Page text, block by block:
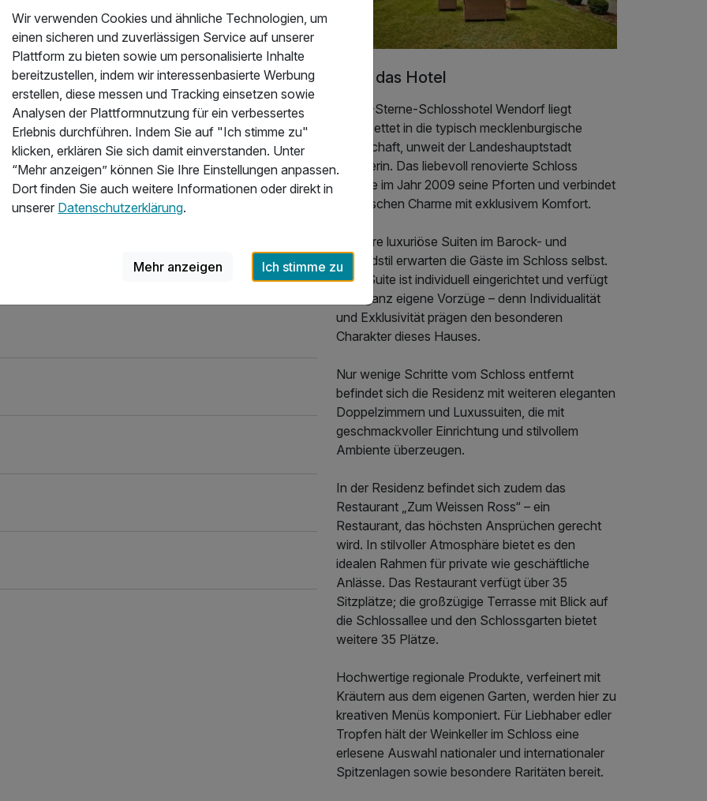
1 Nacht
wurden übertroffen. Preisleistungsverhältnis nicht
Über das Hotel
Das 5-Sterne-Schlosshotel Wendorf liegt
eingebettet in die typisch mecklenburgische
Landschaft, unweit der Landeshauptstadt
Schwerin. Das liebevoll renovierte Schloss
öffnete im Jahr 2009 seine Pforten und verbindet
historischen Charme mit exklusivem Komfort.
Mehrere luxuriöse Suiten im Barock- und
Jugendstil erwarten die Gäste im Schloss selbst.
Jede Suite ist individuell eingerichtet und verfügt
über ganz eigene Vorzüge – denn Individualität
und Exklusivität prägen den besonderen
Charakter dieses Hauses.
Nur wenige Schritte vom Schloss entfernt
befindet sich die Residenz mit weiteren eleganten
Doppelzimmern und Luxussuiten, die mit
geschmackvoller Einrichtung und stilvollem
Ambiente überzeugen.
In der Residenz befindet sich zudem das
Restaurant „Zum Weissen Ross“ – ein
Restaurant, das höchsten Ansprüchen gerecht
wird. In stilvoller Atmosphäre bietet es den
idealen Rahmen für private wie geschäftliche
Anlässe. Das Restaurant verfügt über 35
Sitzplätze; die großzügige Terrasse mit Blick auf
die Schlossallee und den Schlossgarten bietet
weitere 35 Plätze.
Hochwertige regionale Produkte, verfeinert mit
Kräutern aus dem eigenen Garten, werden hier zu
kreativen Menüs komponiert. Für Liebhaber edler
Tropfen hält der Weinkeller im Schloss eine
erlesene Auswahl nationaler und internationaler
Spitzenlagen sowie besondere Raritäten bereit.
Wir verwenden Cookies und ähnliche Technologien, um
einen sicheren und zuverlässigen Service auf unserer
Plattform zu bieten sowie um personalisierte Inhalte
bereitzustellen, indem wir interessenbasierte Werbung
erstellen, diese messen und Tracking einsetzen sowie
Analysen der Plattformnutzung für ein verbessertes
Erlebnis durchführen. Indem Sie auf "Ich stimme zu"
klicken, erklären Sie sich damit einverstanden. Unter
“Mehr anzeigen” können Sie Ihre Einstellungen anpassen.
Dort finden Sie auch weitere Informationen oder direkt in
unserer Datenschutzerklärung.
Mehr anzeigen Ich stimme zu